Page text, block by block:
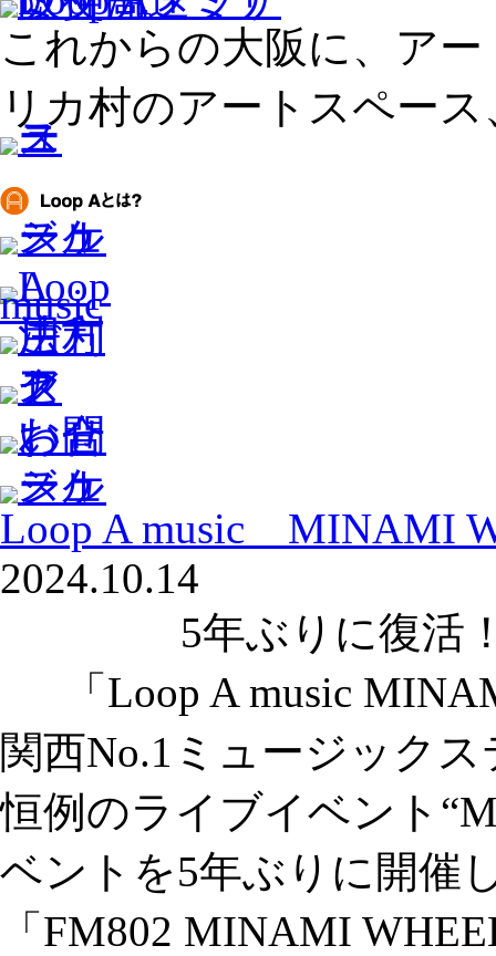
これからの大阪に、ア
リカ村のアートスペース
Loop A music MINAMI
2024.10.14
5年ぶりに復活
「Loop A music
関西No.1ミュージック
恒例のライブイベント
ベントを5年ぶりに開催
「FM802 MINAMI